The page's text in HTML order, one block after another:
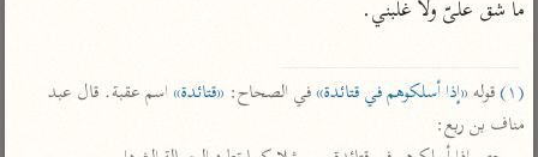
تفسير مكّي
محاسن التأويل
للقاسمي
تفسير الثعالبي
حيان
موسوعة التفسير
ما شق علىّ ولا غلبني.
(١) قوله «إذا أسلكوهم في قتائدة» في الصحاح: «قتائدة»
مناف بن ربع: